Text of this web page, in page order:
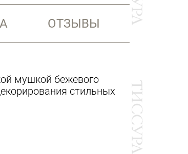
ОТЗЫВЫ
мушкой бежевого
стильных